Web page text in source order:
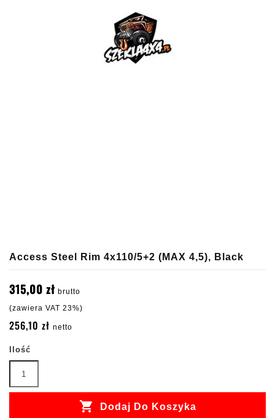
Access Steel Rim 4x110/5+2 (MAX 4,5), Black
315,00 zł brutto
(zawiera VAT 23%)
256,10 zł netto
Ilość
 Dodaj Do Koszyka